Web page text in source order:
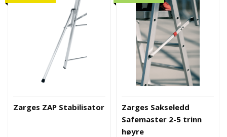
Zarges ZAP Stabilisator
Zarges Sakseledd
Safemaster 2-5 trinn
høyre